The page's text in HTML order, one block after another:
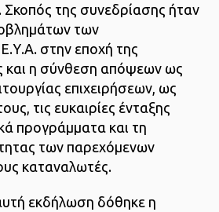
της συνεδρίασης ήταν
των
στην εποχή της
και η σύνθεση απόψεων ως
επιχειρήσεων, ως
τις ευκαιρίες ένταξης
προγράμματα και τη
των παρεχόμενων
καταναλωτές.
εκδήλωση δόθηκε η